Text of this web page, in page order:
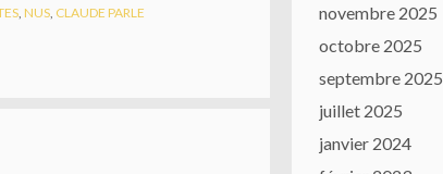
,NUS CLAUDE PARLE
novembre 2025
octobre 2025
septembre 2025
juillet 2025
janvier 2024